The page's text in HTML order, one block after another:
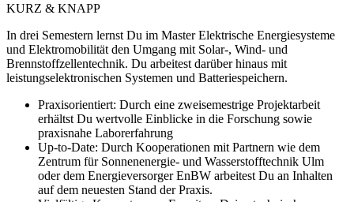
KURZ & KNAPP
In drei Semestern lernst Du im Master Elektrische Energiesysteme
und Elektromobilität den Umgang mit Solar-, Wind- und
Brennstoffzellentechnik. Du arbeitest darüber hinaus mit
leistungselektronischen Systemen und Batteriespeichern.
Praxisorientiert: Durch eine zweisemestrige Projektarbeit
erhältst Du wertvolle Einblicke in die Forschung sowie
praxisnahe Laborerfahrung
Up-to-Date: Durch Kooperationen mit Partnern wie dem
Zentrum für Sonnenenergie- und Wasserstofftechnik Ulm
oder dem Energieversorger EnBW arbeitest Du an Inhalten
auf dem neuesten Stand der Praxis.